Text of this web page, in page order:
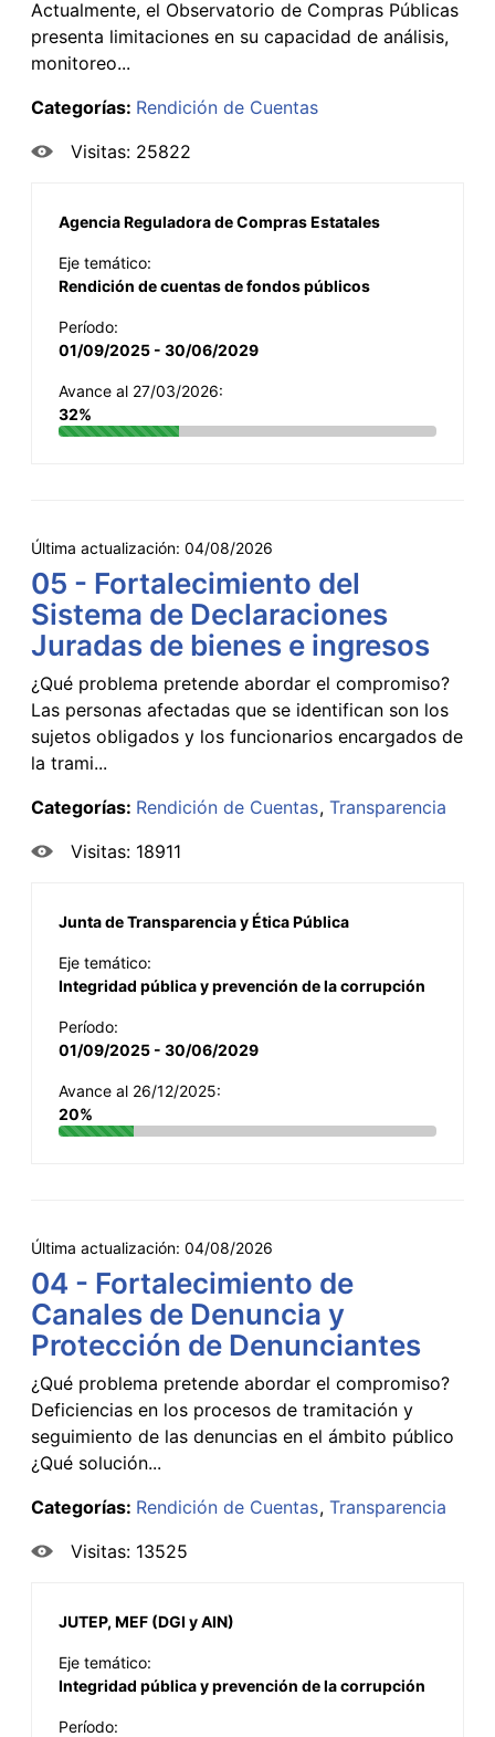
Actualmente, el Observatorio de Compras Públicas
presenta limitaciones en su capacidad de análisis,
monitoreo...
Categorías: Rendición de Cuentas
Visitas: 25822
Agencia Reguladora de Compras Estatales
Eje temático:
Rendición de cuentas de fondos públicos
Período:
01/09/2025 - 30/06/2029
Avance al 27/03/2026:
32%
Última actualización: 04/08/2026
05 - Fortalecimiento del
Sistema de Declaraciones
Juradas de bienes e ingresos
¿Qué problema pretende abordar el compromiso?
Las personas afectadas que se identifican son los
sujetos obligados y los funcionarios encargados de
la trami...
Categorías: Rendición de Cuentas Transparencia
Visitas: 18911
Junta de Transparencia y Ética Pública
Eje temático:
Integridad pública y prevención de la corrupción
Período:
01/09/2025 - 30/06/2029
Avance al 26/12/2025:
20%
Última actualización: 04/08/2026
04 - Fortalecimiento de
Canales de Denuncia y
Protección de Denunciantes
¿Qué problema pretende abordar el compromiso?
Deficiencias en los procesos de tramitación y
seguimiento de las denuncias en el ámbito público
¿Qué solución...
Categorías: Rendición de Cuentas Transparencia
Visitas: 13525
JUTEP, MEF (DGI y AIN)
Eje temático:
Integridad pública y prevención de la corrupción
Período: